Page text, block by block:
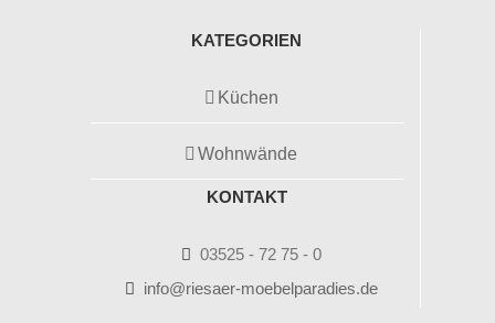
KATEGORIEN
Küchen
Wohnwände
KONTAKT
03525 - 72 75 - 0
info@riesaer-moebelparadies.de